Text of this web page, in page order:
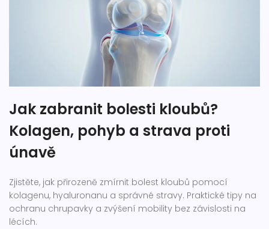
Jak zabranit bolesti kloubů?
Kolagen, pohyb a strava proti
únavě
Zjistěte, jak přirozeně zmírnit bolest kloubů pomocí
kolagenu, hyaluronanu a správné stravy. Praktické tipy na
ochranu chrupavky a zvýšení mobility bez závislosti na
lécích.